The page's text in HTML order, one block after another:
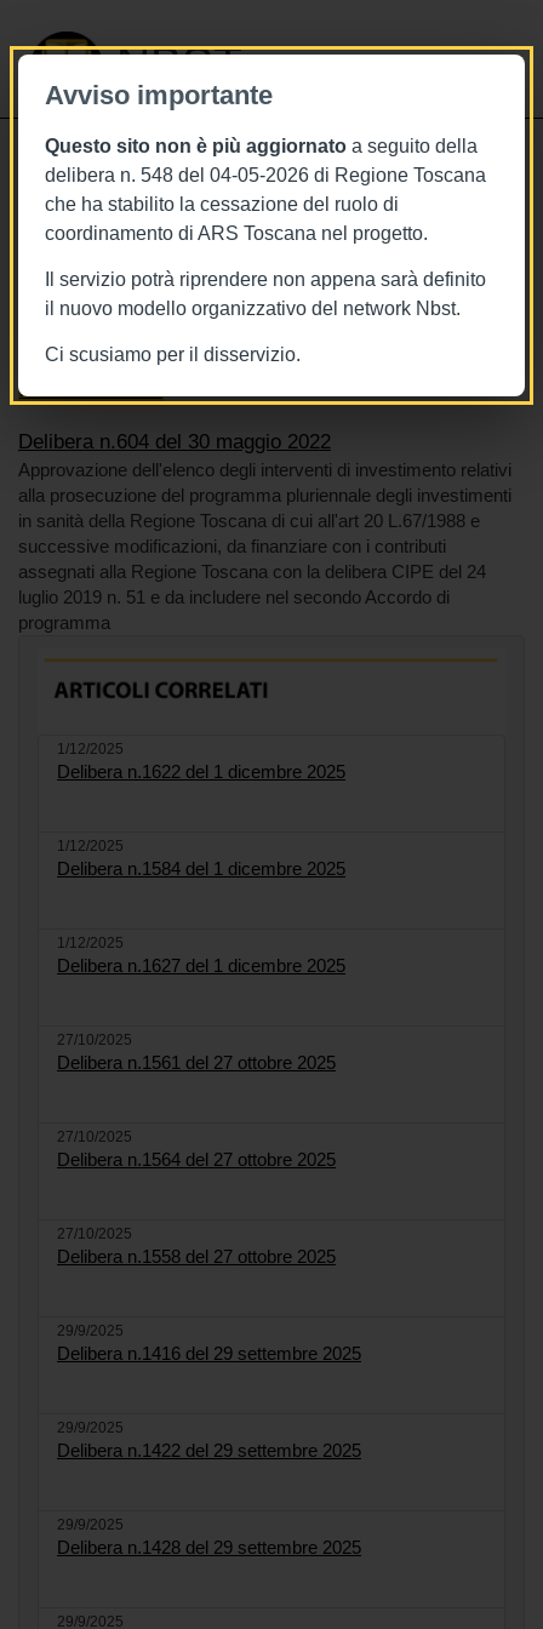
Avviso importante
Questo sito non è più aggiornato a seguito della
delibera n. 548 del 04-05-2026 di Regione Toscana
che ha stabilito la cessazione del ruolo di
coordinamento di ARS Toscana nel progetto.
Il servizio potrà riprendere non appena sarà definito
il nuovo modello organizzativo del network Nbst.
Ci scusiamo per il disservizio.
NBST
30/5/2022
Delibera n.604 del 30 maggio 2022
Tags Toscana
BURT Bollettino della regione toscana
Risorse economiche
Delibera n.604 del 30 maggio 2022
Approvazione dell'elenco degli interventi di investimento relativi
alla prosecuzione del programma pluriennale degli investimenti
in sanità della Regione Toscana di cui all'art 20 L.67/1988 e
successive modificazioni, da finanziare con i contributi
assegnati alla Regione Toscana con la delibera CIPE del 24
luglio 2019 n. 51 e da includere nel secondo Accordo di
programma
1/12/2025
Delibera n.1622 del 1 dicembre 2025
1/12/2025
Delibera n.1584 del 1 dicembre 2025
1/12/2025
Delibera n.1627 del 1 dicembre 2025
27/10/2025
Delibera n.1561 del 27 ottobre 2025
27/10/2025
Delibera n.1564 del 27 ottobre 2025
27/10/2025
Delibera n.1558 del 27 ottobre 2025
29/9/2025
Delibera n.1416 del 29 settembre 2025
29/9/2025
Delibera n.1422 del 29 settembre 2025
29/9/2025
Delibera n.1428 del 29 settembre 2025
29/9/2025